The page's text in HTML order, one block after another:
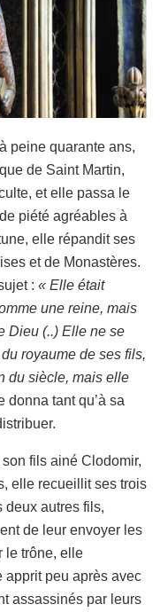
peine quarante ans,
de Saint Martin,
et elle passa le
piété agréables à
elle répandit ses
et de Monastères.
: « Elle était
une reine, mais
Dieu (..) Elle ne se
royaume de ses fils,
du siècle, mais elle
donna tant qu’à sa
fils ainé Clodomir,
elle recueillit ses trois
deux autres fils,
de leur envoyer les
le trône, elle
apprit peu après avec
assassinés par leurs